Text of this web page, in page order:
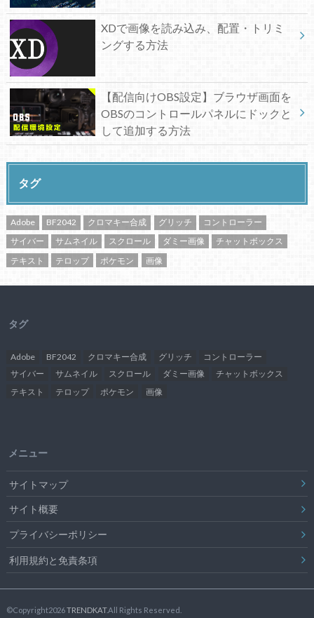
XDで画像を読み込み、配置・トリミ
ングする方法
【配信向けOBS設定】ブラウザ画面を
OBSのコントロールパネルにドックと
して追加する方法
タグ
Adobe BF2042 クロマキー合成 グリッチ
コントローラー
サイバー
サムネイル スクロール ダミー画像
チャットボックス
テキスト
テロップ ポケモン 画像
タグ
Adobe BF2042 クロマキー合成 グリッチ
コントローラー
サイバー
サムネイル スクロール ダミー画像
チャットボックス
テキスト
テロップ ポケモン 画像
メニュー
サイトマップ
サイト概要
プライバシーポリシー
利用規約と免責条項
©Copyright2026TRENDKAT.All Rights Reserved.